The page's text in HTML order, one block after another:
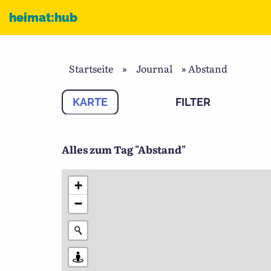
heimat:hub
Startseite » Journal »Abstand
KARTE FILTER
Alles zum Tag "Abstand"
+
−